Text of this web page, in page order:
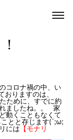
コロナ禍の中、い
りますのは、
ために、すでに約
ましたね。。 家
動くこともなくて
とと存じます(´;ω;
には 【モナリ